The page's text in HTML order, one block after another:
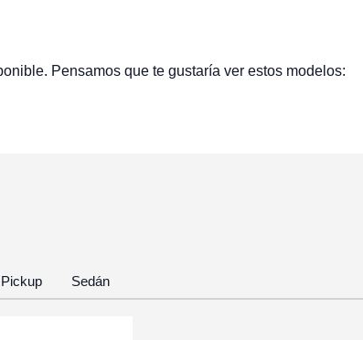
Pensamos que te gustaría ver estos modelos:
Pickup Sedán